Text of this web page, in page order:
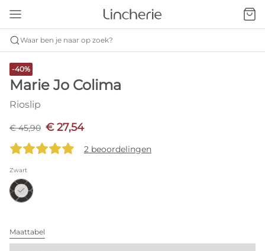
Waar ben je naar op zoek?
-40%
Marie Jo Colima
Rioslip
€ 45,90 € 27,54
2 beoordelingen
Zwart
Maattabel